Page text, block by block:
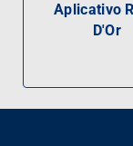
Aplicativo
D'Or